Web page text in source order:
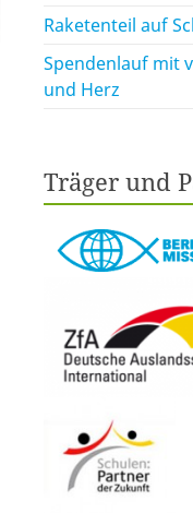
Raketenteil auf
Spendenlauf mit
und Herz
Träger und